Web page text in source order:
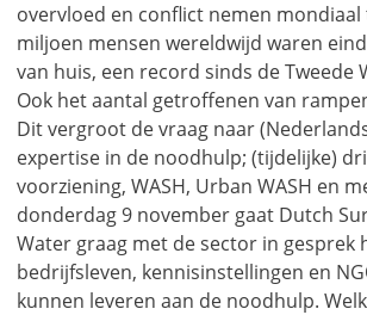
overvloed en conflict nemen mondiaal
miljoen mensen wereldwijd waren
van huis, een record sinds de Tweede
Ook het aantal getroffenen van
Dit vergroot de vraag naar
expertise in de noodhulp; (tijdelijke)
voorziening, WASH, Urban WASH en
donderdag 9 november gaat Dutch
Water graag met de sector in gesprek
bedrijfsleven, kennisinstellingen en
kunnen leveren aan de noodhulp.